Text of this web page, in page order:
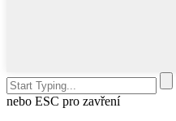
nebo ESC pro zavření